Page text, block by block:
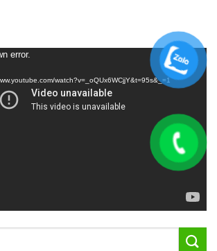
error.
watch?v=_oQUx6WCjjY&t=95s&_=1